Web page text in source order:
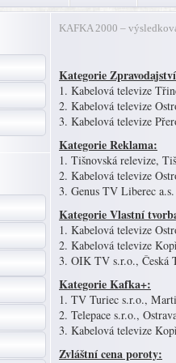
KAFKA 2000 –
Kategorie
1. Kabelová televize
2. Kabelová televize
3. Kabelová televize
Kategorie Reklama:
1. Tišnovská relevize,
2. Kabelová televize
3. Genus TV Liberec a.s.
Kategorie Vlastní
1. Kabelová televize
2. Kabelová televize
3. OIK TV s.r.o., Česká
Kategorie Kafka+:
1. TV Turiec s.r.o.,
2. Telepace s.r.o.,
3. Kabelová televize
Zvláštní cena poroty: